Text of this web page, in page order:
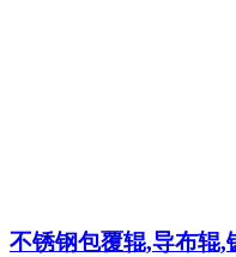
不锈钢包覆辊,导布辊,